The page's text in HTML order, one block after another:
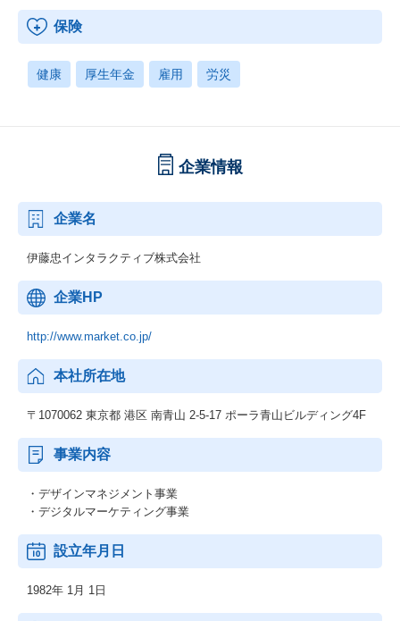
保険
健康 厚生年金 雇用 労災
企業情報
企業名
伊藤忠インタラクティブ株式会社
企業HP
http://www.market.co.jp/
本社所在地
〒1070062 東京都 港区 南青山 2-5-17 ポーラ青山ビルディング4F
事業内容
・デザインマネジメント事業
・デジタルマーケティング事業
設立年月日
1982年 1月 1日